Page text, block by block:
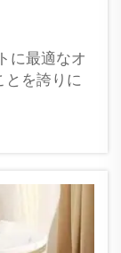
に最適なオ
とを誇りに
いだけで
えるもの
とで、